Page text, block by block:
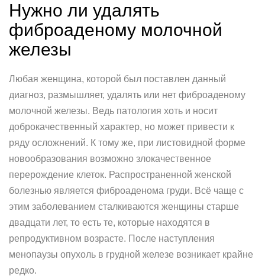
Нужно ли удалять
фиброаденому молочной
железы
Любая женщина, которой был поставлен данный
диагноз, размышляет, удалять или нет фиброаденому
молочной железы. Ведь патология хоть и носит
доброкачественный характер, но может привести к
ряду осложнений. К тому же, при листовидной форме
новообразования возможно злокачественное
перерождение клеток. Распространенной женской
болезнью является фиброаденома груди. Всё чаще с
этим заболеванием сталкиваются женщины старше
двадцати лет, то есть те, которые находятся в
репродуктивном возрасте. После наступления
менопаузы опухоль в грудной железе возникает крайне
редко.